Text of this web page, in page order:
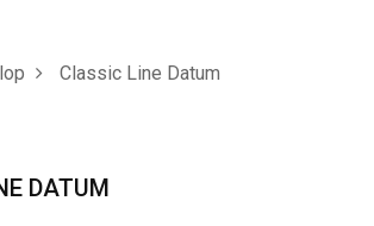
Classic Line Datum
DATUM